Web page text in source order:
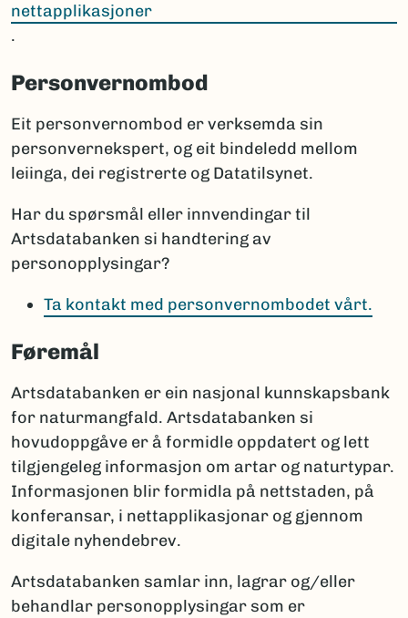
nettapplikasjoner
.
Personvernombod
Eit personvernombod er verksemda sin
personvernekspert, og eit bindeledd mellom
leiinga, dei registrerte og Datatilsynet.
Har du spørsmål eller innvendingar til
Artsdatabanken si handtering av
personopplysingar?
Ta kontakt med personvernombodet vårt.
Føremål
Artsdatabanken er ein nasjonal kunnskapsbank
for naturmangfald. Artsdatabanken si
hovudoppgåve er å formidle oppdatert og lett
tilgjengeleg informasjon om artar og naturtypar.
Informasjonen blir formidla på nettstaden, på
konferansar, i nettapplikasjonar og gjennom
digitale nyhendebrev.
Artsdatabanken samlar inn, lagrar og/eller
behandlar personopplysingar som er